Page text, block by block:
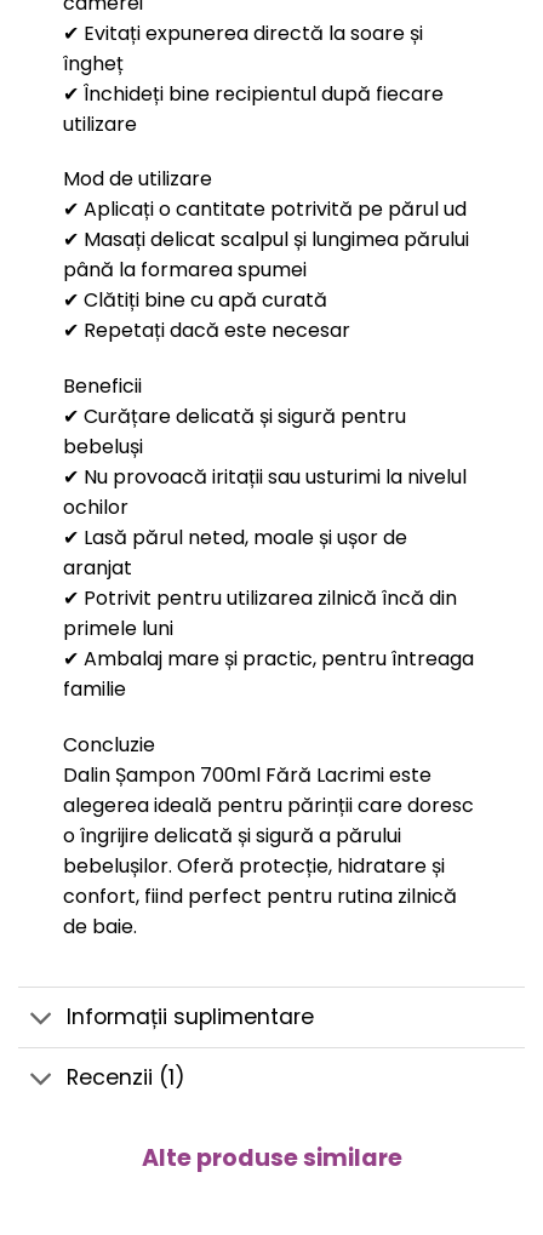
✔ Evitați expunerea directă la soare și
îngheț
✔ Închideți bine recipientul după fiecare
utilizare
Mod de utilizare
✔ Aplicați o cantitate potrivită pe părul ud
✔ Masați delicat scalpul și lungimea părului
până la formarea spumei
✔ Clătiți bine cu apă curată
✔ Repetați dacă este necesar
Beneficii
✔ Curățare delicată și sigură pentru
bebeluși
✔ Nu provoacă iritații sau usturimi la nivelul
ochilor
✔ Lasă părul neted, moale și ușor de
aranjat
✔ Potrivit pentru utilizarea zilnică încă din
primele luni
✔ Ambalaj mare și practic, pentru întreaga
familie
Concluzie
Dalin Șampon 700ml Fără Lacrimi este
alegerea ideală pentru părinții care doresc
o îngrijire delicată și sigură a părului
bebelușilor. Oferă protecție, hidratare și
confort, fiind perfect pentru rutina zilnică
de baie.
Informații suplimentare
Recenzii (1)
Alte produse similare